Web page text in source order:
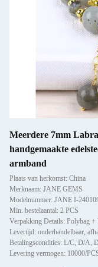
Meerdere 7mm
handgemaakte
armband
Plaats van herkomst: China
Merknaam: JANE GEMS
Modelnummer: JANE I-
Min. bestelaantal: 2 PCS
Verpakking Details: Polybag
Levertijd: onderhandelbaar,
Betalingscondities: L/C, D/A,
Levering vermogen: 10000/